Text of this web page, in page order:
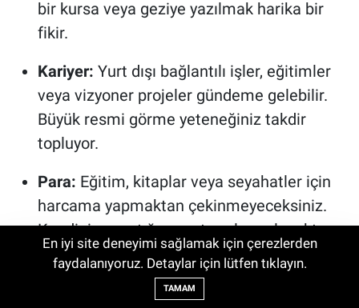
bir kursa veya geziye yazılmak harika bir
fikir.
Kariyer: Yurt dışı bağlantılı işler, eğitimler
veya vizyoner projeler gündeme gelebilir.
Büyük resmi görme yeteneğiniz takdir
topluyor.
Para: Eğitim, kitaplar veya seyahatler için
harcama yapmaktan çekinmeyeceksiniz.
Kendinize yaptığınız yatırımlar gelecekte
kazanç olarak dönecektir.
Kalça ve uyluk bölgenizi zorlayacak
En iyi site deneyimi sağlamak için çerezlerden
faydalanıyoruz. Detaylar için lütfen tıklayın.
TAMAM
Bursa Büyükşehir'den Afetlere Hazır İki